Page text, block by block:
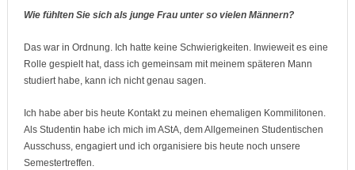
Wie fühlten Sie sich als junge Frau unter so vielen Männern?
Das war in Ordnung. Ich hatte keine Schwierigkeiten. Inwieweit es eine
Rolle gespielt hat, dass ich gemeinsam mit meinem späteren Mann
studiert habe, kann ich nicht genau sagen.
Ich habe aber bis heute Kontakt zu meinen ehemaligen Kommilitonen.
Als Studentin habe ich mich im AStA, dem Allgemeinen Studentischen
Ausschuss, engagiert und ich organisiere bis heute noch unsere
Semestertreffen.